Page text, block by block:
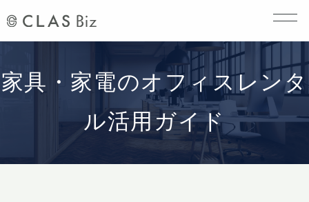
家具・家電のオフィスレンタ
ル活用ガイド